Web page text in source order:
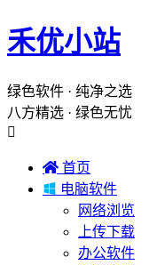
禾优小站
绿色软件 · 纯净之选
八方精选 · 绿色无忧

 首页
 电脑软件
网络浏览
上传下载
办公软件